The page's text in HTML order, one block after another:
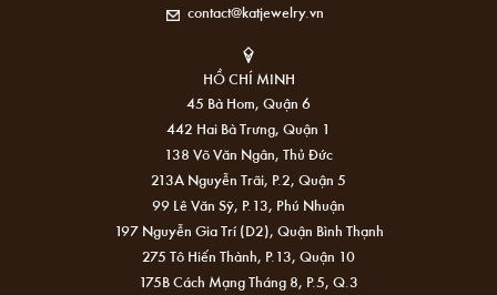
contact@katjewelry.vn
HỒ CHÍ MINH
45 Bà Hom, Quận 6
442 Hai Bà Trưng, Quận 1
138 Võ Văn Ngân, Thủ Đức
213A Nguyễn Trãi, P.2, Quận 5
99 Lê Văn Sỹ, P.13, Phú Nhuận
197 Nguyễn Gia Trí (D2), Quận Bình Thạnh
275 Tô Hiến Thành, P.13, Quận 10
175B Cách Mạng Tháng 8, P.5, Q.3